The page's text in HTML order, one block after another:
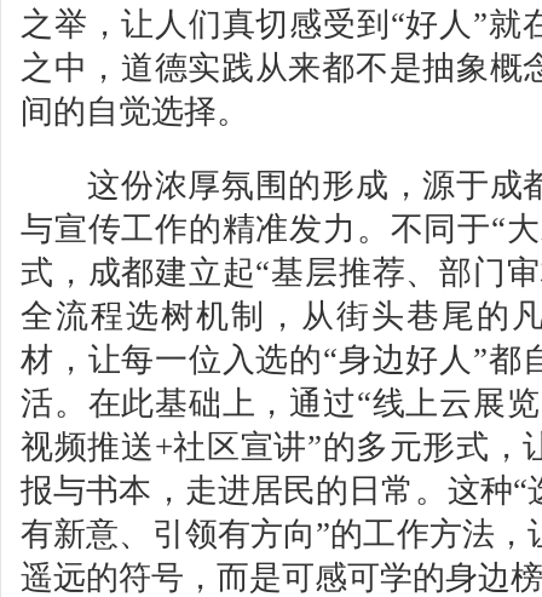
之举，让人们真切感受到“好人”就
之中，道德实践从来都不是抽象概
间的自觉选择。
这份浓厚氛围的形成，源于成
与宣传工作的精准发力。不同于“
式，成都建立起“基层推荐、部门
全流程选树机制，从街头巷尾的
材，让每一位入选的“身边好人”都
活。在此基础上，通过“线上云展
视频推送+社区宣讲”的多元形式，
报与书本，走进居民的日常。这种“
有新意、引领有方向”的工作方法，
遥远的符号，而是可感可学的身边